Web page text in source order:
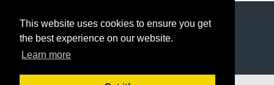
This website uses cookies to ensure you get
the best experience on our website.
Learn more